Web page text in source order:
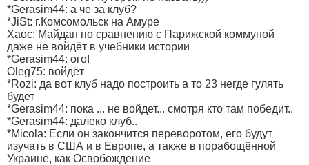
*Gerasim44: а че за клуб?
*JiSt: г.Комсомольск на Амуре
Xaoc: Майдан по сравнению с Парижской коммуной
даже не войдёт в учебники истории
*Gerasim44: ого!
Oleg75: войдёт
*Rozi: да вот клуб надо построить а то 23 негде гулять
будет
*Gerasim44: пока ... не войдет... смотря кто там победит..
*Gerasim44: далеко клуб..
*Micola: Если он закончится переворотом, его будут
изучать в США и в Европе, а также в порабощённой
Украине, как Освобождение